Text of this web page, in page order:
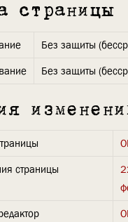
страницы
Без защиты
Без защиты
страницы